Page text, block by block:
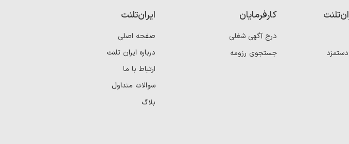
کارفرمایان
درج آگهی شغلی
جستجوی رزومه
ایران‌تلنت
صفحه اصلی
درباره ایران تلنت
ارتباط با ما
سوالات متداول
بلاگ